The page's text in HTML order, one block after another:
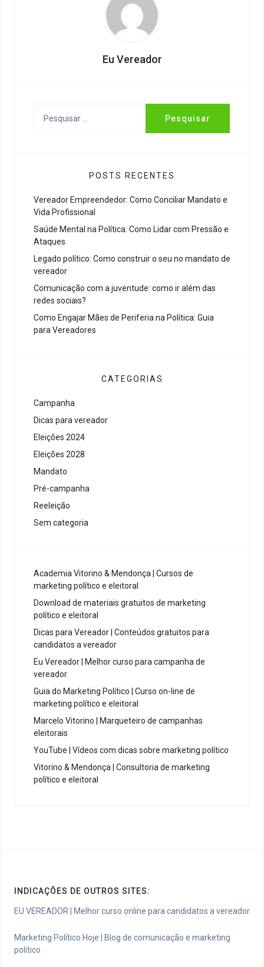
Eu Vereador
POSTS RECENTES
Vereador Empreendedor: Como Conciliar Mandato e
Vida Profissional
Saúde Mental na Política: Como Lidar com Pressão e
Ataques
Legado político: Como construir o seu no mandato de
vereador
Comunicação com a juventude: como ir além das
redes sociais?
Como Engajar Mães de Periferia na Política: Guia
para Vereadores
CATEGORIAS
Campanha
Dicas para vereador
Eleições 2024
Eleições 2028
Mandato
Pré-campanha
Reeleição
Sem categoria
Academia Vitorino & Mendonça | Cursos de
marketing político e eleitoral
Download de materiais gratuitos de marketing
político e eleitoral
Dicas para Vereador | Conteúdos gratuitos para
candidatos a vereador
Eu Vereador | Melhor curso para campanha de
vereador
Guia do Marketing Político | Curso on-line de
marketing político e eleitoral
Marcelo Vitorino | Marqueteiro de campanhas
eleitorais
YouTube | Vídeos com dicas sobre marketing político
Vitorino & Mendonça | Consultoria de marketing
político e eleitoral
INDICAÇÕES DE OUTROS SITES:
EU VEREADOR | Melhor curso online para candidatos a vereador
Marketing Político Hoje | Blog de comunicação e marketing
político